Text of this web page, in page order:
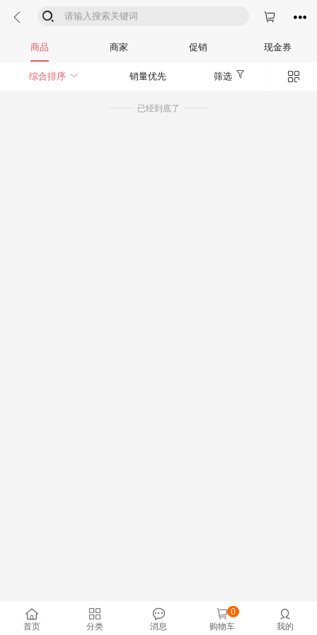
  

商品 商家 促销 现金券
综合排序  销量优先 筛选 
已经到底了

首页

分类

消息

购物车
0 
我的